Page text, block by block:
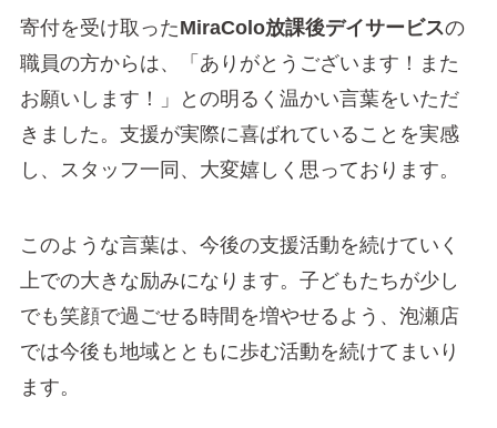
寄付を受け取ったMiraColo放課後デイサービスの
職員の方からは、「ありがとうございます！また
お願いします！」との明るく温かい言葉をいただ
きました。支援が実際に喜ばれていることを実感
し、スタッフ一同、大変嬉しく思っております。
このような言葉は、今後の支援活動を続けていく
上での大きな励みになります。子どもたちが少し
でも笑顔で過ごせる時間を増やせるよう、泡瀬店
では今後も地域とともに歩む活動を続けてまいり
ます。